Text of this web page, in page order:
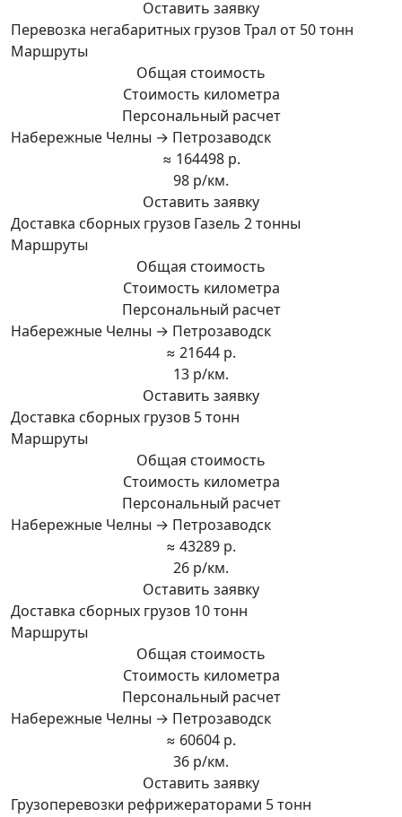
Оставить заявку
Перевозка негабаритных грузов Трал от 50 тонн
Маршруты
Общая стоимость
Стоимость километра
Персональный расчет
Набережные Челны → Петрозаводск
≈ 164498 р.
98 р/км.
Оставить заявку
Доставка сборных грузов Газель 2 тонны
Маршруты
Общая стоимость
Стоимость километра
Персональный расчет
Набережные Челны → Петрозаводск
≈ 21644 р.
13 р/км.
Оставить заявку
Доставка сборных грузов 5 тонн
Маршруты
Общая стоимость
Стоимость километра
Персональный расчет
Набережные Челны → Петрозаводск
≈ 43289 р.
26 р/км.
Оставить заявку
Доставка сборных грузов 10 тонн
Маршруты
Общая стоимость
Стоимость километра
Персональный расчет
Набережные Челны → Петрозаводск
≈ 60604 р.
36 р/км.
Оставить заявку
Грузоперевозки рефрижераторами 5 тонн